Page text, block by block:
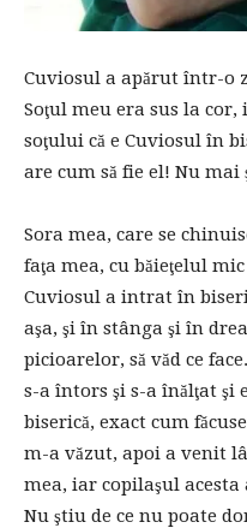
Cuviosul a apărut într-o
Soţul meu era sus la
soţului că e Cuviosul în
are cum să fie el! Nu
Sora mea, care se
faţa mea, cu băieţelul
Cuviosul a intrat în
aşa, şi în stânga şi în
picioarelor, să văd ce
s-a întors şi s-a înălţat şi
biserică, exact cum
m-a văzut, apoi a venit
mea, iar copilaşul acesta
Nu ştiu de ce nu poate